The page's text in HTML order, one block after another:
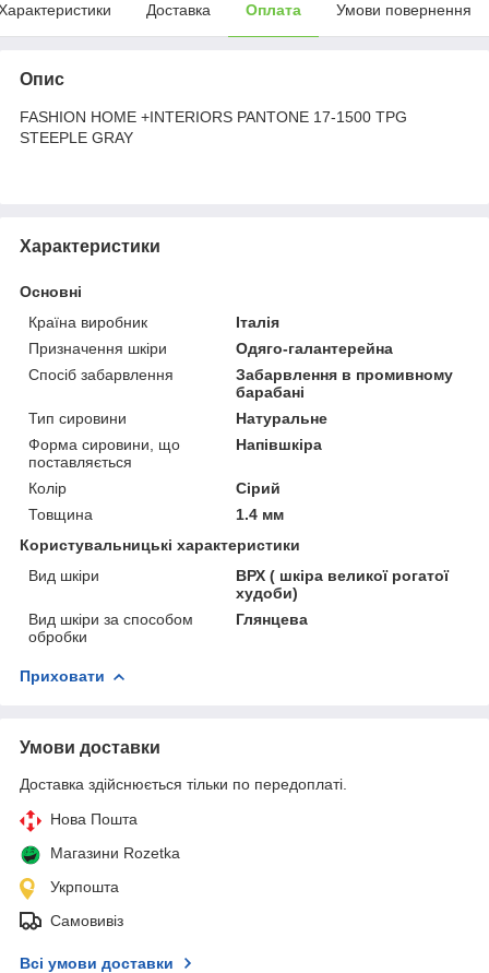
Доставка Оплата Умови повернення
Опис
FASHION HOME +INTERIORS PANTONE 17-1500 TPG
STEEPLE GRAY
Характеристики
Основні
Країна виробник
Італія
Призначення шкіри
Одяго-галантерейна
Спосіб забарвлення
Забарвлення в промивному
барабані
Тип сировини
Натуральне
Форма сировини, що
поставляється
Напівшкіра
Колір
Сірий
Товщина
1.4 мм
Користувальницькі характеристики
Вид шкіри
ВРХ ( шкіра великої рогатої
худоби)
Вид шкіри за способом
обробки
Глянцева
Приховати
Умови доставки
Доставка здійснюється тільки по передоплаті.
Нова Пошта
Магазини Rozetka
Укрпошта
Самовивіз
Всі умови доставки